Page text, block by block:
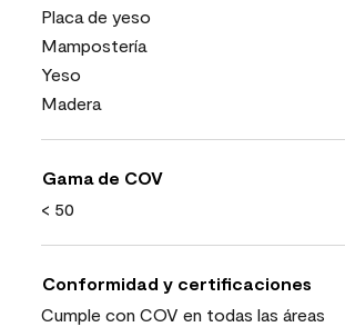
Placa de yeso
Mampostería
Yeso
Madera
Gama de COV
< 50
Conformidad y certificaciones
Cumple con COV en todas las áreas